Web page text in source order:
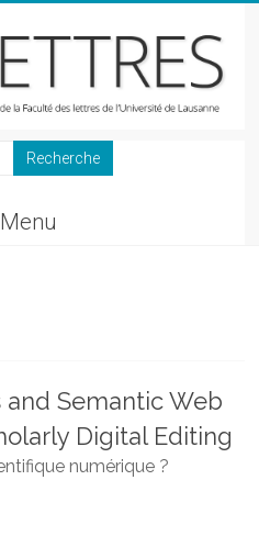
Menu
Semantic Web
Digital Editing
numérique ?